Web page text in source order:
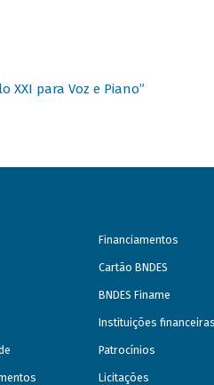
XXI para Voz e Piano”
Financiamentos
Cartão BNDES
BNDES Finame
Instituições
Patrocínios
Licitações